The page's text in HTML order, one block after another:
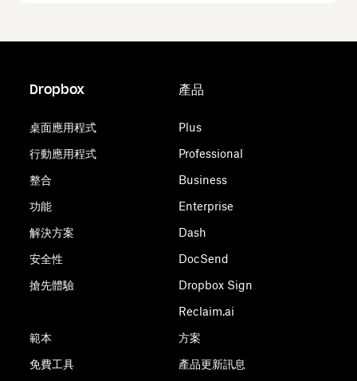
Dropbox
桌面應用程式
行動應用程式
整合
功能
解決方案
安全性
搶先體驗
範本
免費工具
產品
Plus
Professional
Business
Enterprise
Dash
DocSend
Dropbox Sign
Reclaim.ai
方案
產品更新訊息